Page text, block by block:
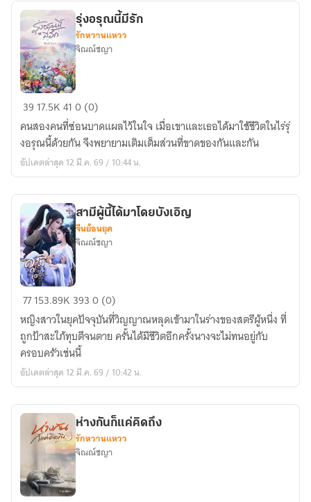
จาก
(ปิด
ตอน
26/12/67)
รุ่งอรุณ
มี
รัก
รุ่งอรุณนี้มีรัก
รักหวานแหวว
จิณณ์ชญา
39 17.5K410 (0)
คนสองคนที่ซ่อนบาดแผลไว้ในใจ เมื่อเขาและเธอได้มาใช้ชีวิตในไร่รุ่
งอรุณนี้ด้วยกัน จึงพยายามเติมเต็มส่วนที่ขาดของกันและกัน
อัปเดตล่าสุด 12 มี.ค. 69 / 10:44 น.
สามี
นี้
ได้
มา
โดย
สามีผู้นี้ได้มาโดยบังเอิญ
จีนย้อนยุค
จิณณ์ชญา
77153.89K 3930 (0)
หญิงสาวในยุคปัจจุบันที่วิญญาณหลุดเข้ามาในร่างของสตรีผู้หนึ่ง ที่
ถูกป้าสะใภ้ทุบตีจนตาย ครั้นได้มีชีวิตอีกครั้งนางจะไม่ทนอยู่กับ
ครอบครัวเช่นนี้
อัปเดตล่าสุด 12 มี.ค. 69 / 10:42 น.
ห่างกันก็แค่คิดถึง
รักหวานแหวว
จิณณ์ชญา